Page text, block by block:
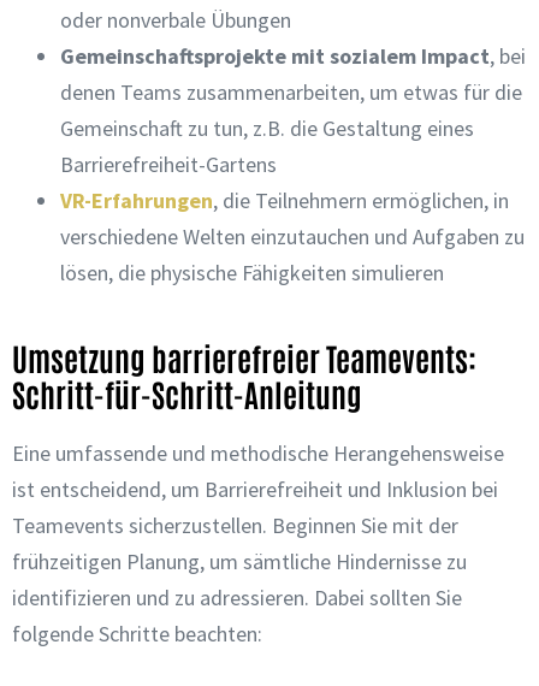
oder nonverbale Übungen
Gemeinschaftsprojekte mit sozialem Impact, bei
denen Teams zusammenarbeiten, um etwas für die
Gemeinschaft zu tun, z.B. die Gestaltung eines
Barrierefreiheit-Gartens
VR-Erfahrungen, die Teilnehmern ermöglichen, in
verschiedene Welten einzutauchen und Aufgaben zu
lösen, die physische Fähigkeiten simulieren
Umsetzung barrierefreier Teamevents:
Schritt-für-Schritt-Anleitung
Eine umfassende und methodische Herangehensweise
ist entscheidend, um Barrierefreiheit und Inklusion bei
Teamevents sicherzustellen. Beginnen Sie mit der
frühzeitigen Planung, um sämtliche Hindernisse zu
identifizieren und zu adressieren. Dabei sollten Sie
folgende Schritte beachten: